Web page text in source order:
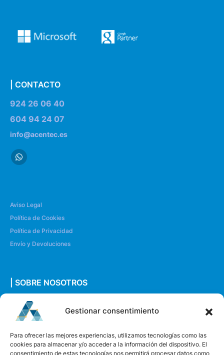
Gestionar consentimiento
Para ofrecer las mejores experiencias, utilizamos tecnologías como las
cookies para almacenar y/o acceder a la información del dispositivo. El
consentimiento de estas tecnologías nos permitirá procesar datos como
| CONTACTO
924 26 06 40
604 94 24 07
info@acentec.es
Aviso Legal
Política de Cookies
Política de Privacidad
Envío y Devoluciones
| SOBRE NOSOTROS
Quiénes somos
Envíanos un mensaje